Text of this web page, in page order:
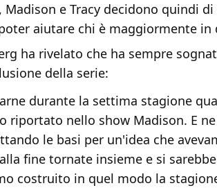
e Tracy decidono quindi di
aiutare chi è maggiormente in
ha rivelato che ha sempre
della serie:
durante la settima stagione
riportato nello show Madison. E
le basi per un'idea che
fine tornate insieme e si
costruito in quel modo la